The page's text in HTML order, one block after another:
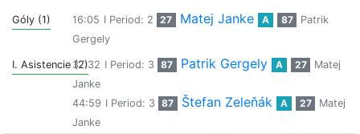
Góly (1) 16:05 I Period: 2 27 Matej Janke A 87
Patrik
Gergely
I. Asistencie (2)37:32 I Period: 3 87 Patrik Gergely A 27
Matej
Janke
44:59 I Period: 3 87 Štefan Zeleňák A 27
Matej
Janke